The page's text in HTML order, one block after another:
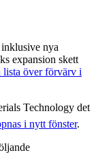
nya
expansion skett
lista över förvärv i
Technology det
i nytt fönster.